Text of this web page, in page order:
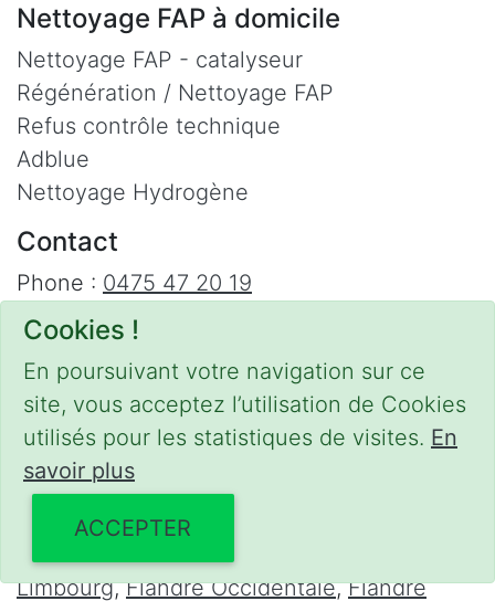
Cookies !
En poursuivant votre navigation sur ce
site, vous acceptez l’utilisation de Cookies
utilisés pour les statistiques de visites. En
savoir plus
ACCEPTER
Nettoyage FAP à domicile
Nettoyage FAP - catalyseur
Régénération / Nettoyage FAP
Refus contrôle technique
Adblue
Nettoyage Hydrogène
Contact
Phone : 0475 47 20 19
Email :mobilii@tcontact.me
Décalaminage & Régénération FAP à
domicile
Interventions urgentes sur la Belgique dans
les régions suivantes :
Bruxelles,Brabant Wallon
Hainaut
Mons
Limbourg,Flandre Occidentale,Flandre